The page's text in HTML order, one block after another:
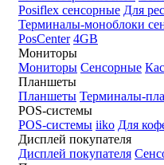
Posiflex сенсорные Для
Терминалы-моноблоки
PosCenter 4GB
Мониторы
Мониторы Сенсорные
Планшеты
Планшеты Терминалы-
POS-системы
POS-системы iiko Для
Дисплей покупателя
Дисплей покупателя